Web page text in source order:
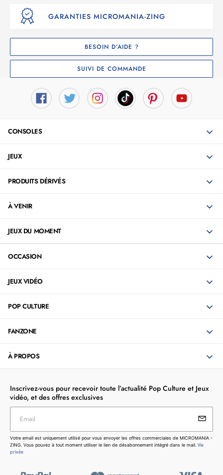
GARANTIES MICROMANIA-ZING
BESOIN D’AIDE ?
SUIVI DE COMMANDE
CONSOLES
JEUX
PRODUITS DÉRIVÉS
À VENIR
JEUX DU MOMENT
OCCASION
JEUX VIDÉO
POP CULTURE
FANZONE
À PROPOS
Inscrivez-vous pour recevoir toute l’actualité Pop Culture et Jeux
vidéo, et des offres exclusives
Votre email est uniquement utilisé pour vous envoyer les
offres commerciales de MICROMANIA - ZING. Vous pouvez
à tout moment utiliser le lien de désabonnement intégré dans
Email
Votre email est uniquement utilisé pour vous envoyer les offres commerciales de MICROMANIA -
ZING. Vous pouvez à tout moment utiliser le lien de désabonnement intégré dans le mail. Vie
privée